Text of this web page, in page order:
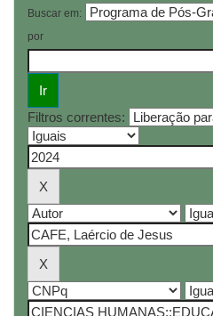
Buscar em:
por
Filtros correntes: